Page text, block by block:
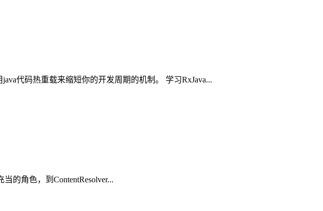
代码热重载来缩短你的开发周期的机制。 学习RxJava...
的角色，到ContentResolver...